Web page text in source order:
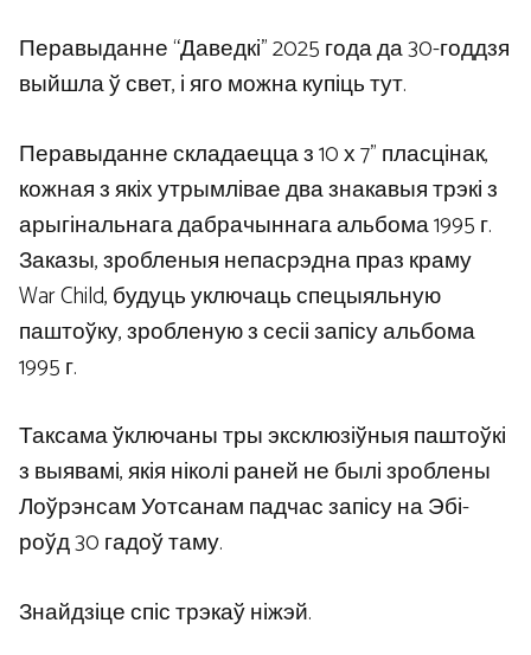
Перавыданне “Даведкі” 2025 года да 30-годдзя
выйшла ў свет, і яго можна купіць тут.
Перавыданне складаецца з 10 х 7” пласцінак,
кожная з якіх утрымлівае два знакавыя трэкі з
арыгінальнага дабрачыннага альбома 1995 г.
Заказы, зробленыя непасрэдна праз краму
War Child, будуць уключаць спецыяльную
паштоўку, зробленую з сесіі запісу альбома
1995 г.
Таксама ўключаны тры эксклюзіўныя паштоўкі
з выявамі, якія ніколі раней не былі зроблены
Лоўрэнсам Уотсанам падчас запісу на Эбі-
роўд 30 гадоў таму.
Знайдзіце спіс трэкаў ніжэй.